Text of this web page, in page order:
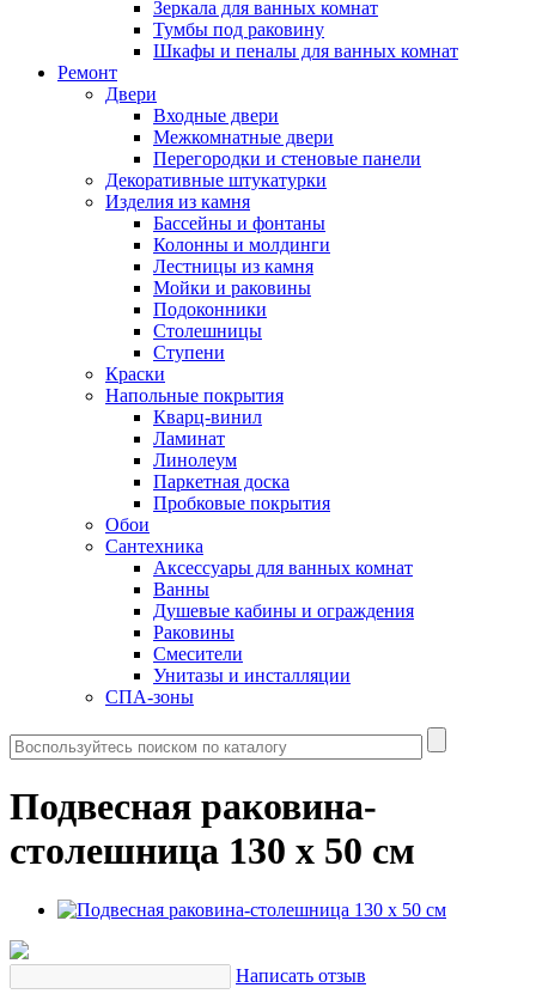
Зеркала для ванных комнат
Тумбы под раковину
Шкафы и пеналы для ванных комнат
Ремонт
Двери
Входные двери
Межкомнатные двери
Перегородки и стеновые панели
Декоративные штукатурки
Изделия из камня
Бассейны и фонтаны
Колонны и молдинги
Лестницы из камня
Мойки и раковины
Подоконники
Столешницы
Ступени
Краски
Напольные покрытия
Кварц-винил
Ламинат
Линолеум
Паркетная доска
Пробковые покрытия
Обои
Сантехника
Аксессуары для ванных комнат
Ванны
Душевые кабины и ограждения
Раковины
Смесители
Унитазы и инсталляции
СПА-зоны
Подвесная раковина-
столешница 130 х 50 см
Написать отзыв